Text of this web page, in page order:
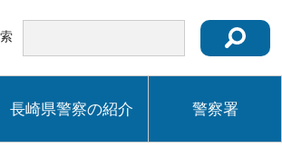
長崎県警察の紹介 警察署